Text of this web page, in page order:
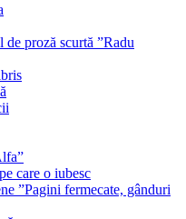
proză scurtă ”Radu
care o iubesc
”Pagini fermecate, gânduri